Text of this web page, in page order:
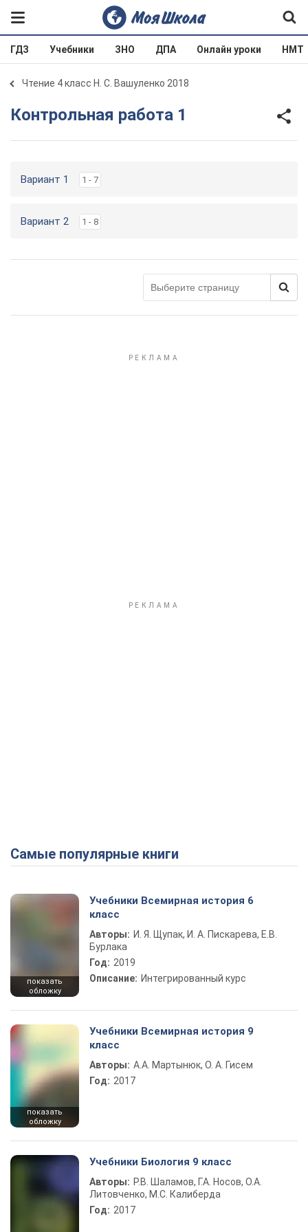
ГДЗ Учебники ЗНО ДПА Онлайн уроки НМТ
Чтение 4 класс Н. С. Вашуленко 2018
Контрольная работа 1
Вариант 1 1 - 7
Вариант 2 1 - 8
Самые популярные книги
показать
обложку
Учебники Всемирная история 6
класс
Авторы: И. Я. Щупак, И. А. Пискарева, Е.В.
Бурлака
Год: 2019
Описание: Интегрированный курс
показать
обложку
Учебники Всемирная история 9
класс
Авторы: А.А. Мартынюк, О. А. Гисем
Год: 2017
Учебники Биология 9 класс
Авторы: Р.В. Шаламов, Г.А. Носов, О.А.
Литовченко, М.С. Калиберда
Год: 2017